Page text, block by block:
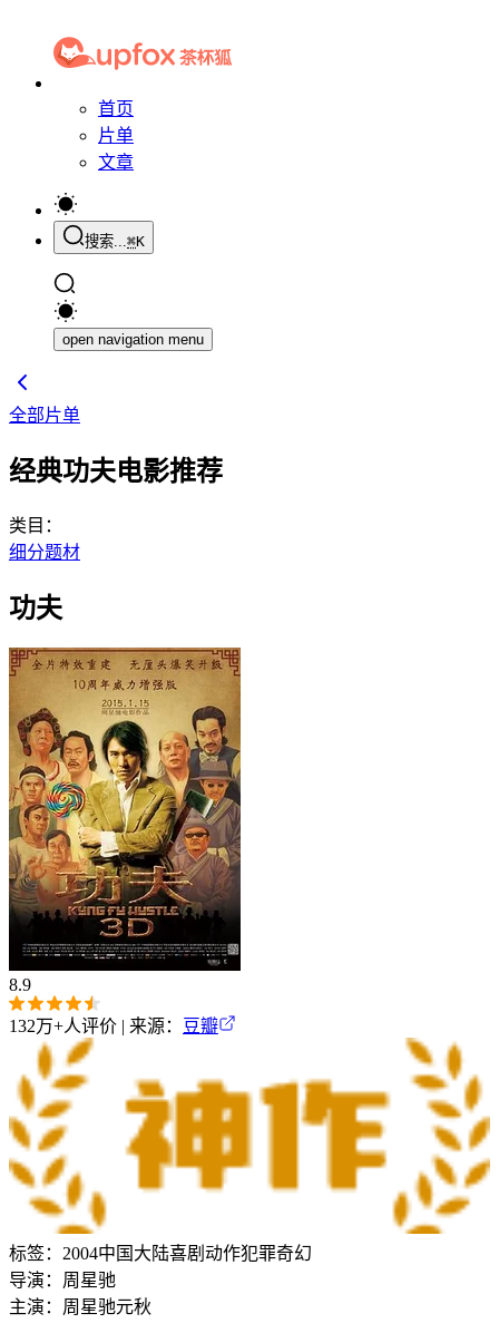
首页
片单
文章
搜索...⌘K
open navigation menu
全部片单
经典功夫电影推荐
类目：
细分题材
功夫
8.9
132万+人评价 | 来源： 豆瓣
标签： 2004中国大陆喜剧 动作犯罪奇幻
导演： 周星驰
主演： 周星驰元秋